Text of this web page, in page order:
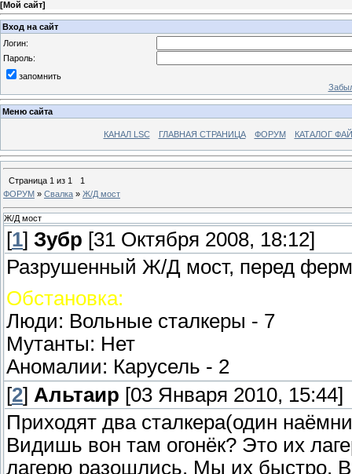
[Мой сайт]
Вход на сайт
Логин:
Пароль:
запомнить
Меню сайта
КАНАЛ LSC ГЛАВНАЯ СТРАНИЦА ФОРУМ КАТАЛОГ
Страница 1 из 1
1
ФОРУМ » Свалка » Ж/Д мост
Ж/Д мост
[1] Зубр [31 Октября 2008, 18:12]
Разрушенный Ж/Д мост, перед
Обстановка:
Люди: Вольные сталкеры - 7
Мутанты: Нет
Аномалии: Карусель - 2
[2] Альтаир [03 Января 2010, 15:44]
Приходят два сталкера(один
Видишь вон там огонёк? Это их
лагерю разошлись. Мы их быстро.